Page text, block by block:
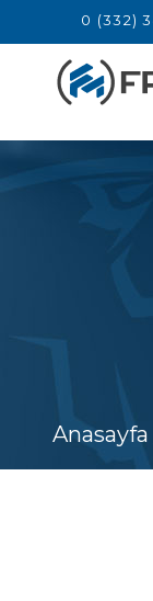
0 (332)